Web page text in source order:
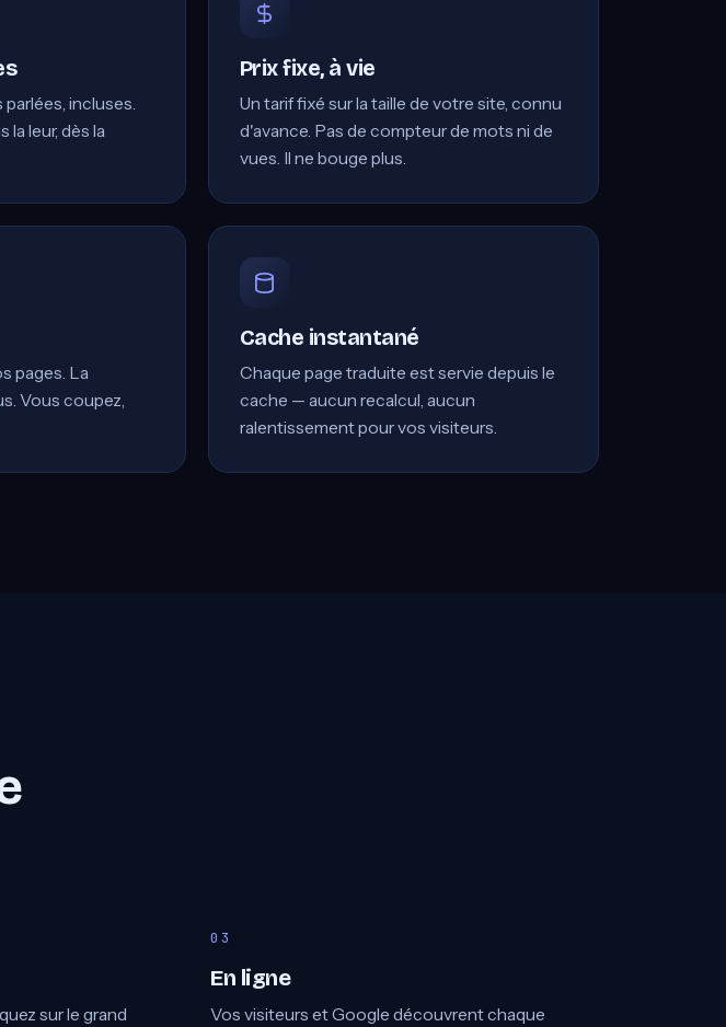
incluses.
la leur, dès la
Prix fixe, à vie
Un tarif fixé sur la taille de votre site, connu
d'avance. Pas de compteur de mots ni de
vues. Il ne bouge plus.
pages. La
Vous coupez,
Cache instantané
Chaque page traduite est servie depuis le
cache — aucun recalcul, aucun
ralentissement pour vos visiteurs.
sur le grand
En ligne
Vos visiteurs et Google découvrent chaque